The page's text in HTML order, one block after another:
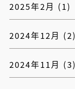
2025年2月 (1)
2024年12月 (2)
2024年11月 (3)